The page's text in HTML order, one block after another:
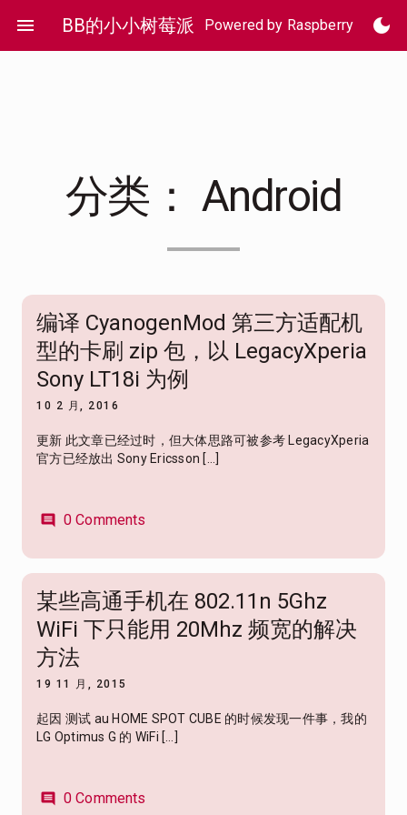
content
menu BB的小小树莓派 Powered by Raspberry Pi 4dark_mode
分类： Android
编译 CyanogenMod 第三方适配机
型的卡刷 zip 包，以 LegacyXperia
Sony LT18i 为例
10 2 月, 2016
更新 此文章已经过时，但大体思路可被参考 LegacyXperia
官方已经放出 Sony Ericsson […]
comment 0 Comments
某些高通手机在 802.11n 5Ghz
WiFi 下只能用 20Mhz 频宽的解决
方法
19 11 月, 2015
起因 测试 au HOME SPOT CUBE 的时候发现一件事，我的
LG Optimus G 的 WiFi […]
comment 0 Comments